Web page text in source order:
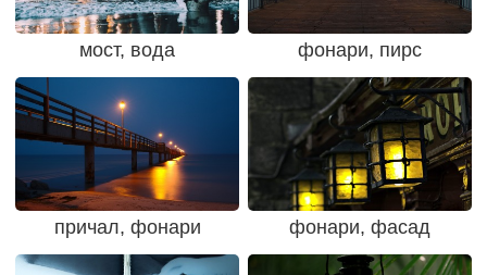
мост, вода фонари, пирс
причал, фонари фонари, фасад